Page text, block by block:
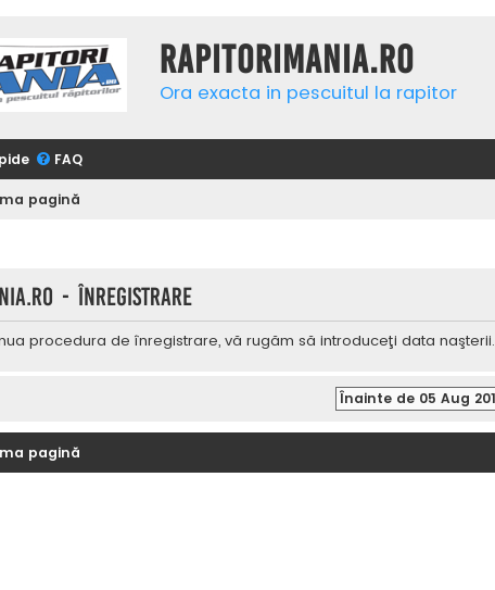
Rapitorimania.ro
Ora exacta in pescuitul la rapitor
FAQ
pagină
- Înregistrare
procedura de înregistrare, vă rugăm să introduceţi data naşterii.
pagină